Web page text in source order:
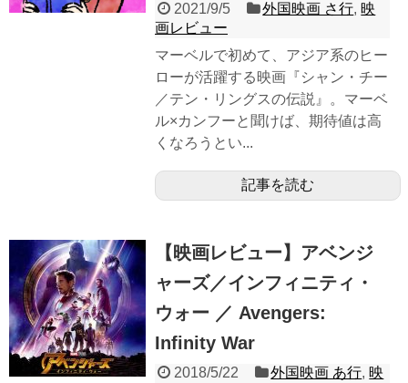
2021/9/5 外国映画 さ行, 映
画レビュー
マーベルで初めて、アジア系のヒー
ローが活躍する映画『シャン・チー
／テン・リングスの伝説』。マーベ
ル×カンフーと聞けば、期待値は高
くなろうとい...
記事を読む
【映画レビュー】アベンジ
ャーズ／インフィニティ・
ウォー ／ Avengers:
Infinity War
2018/5/22 外国映画 あ行, 映